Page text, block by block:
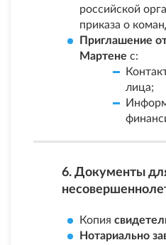
российской
приказа о
Приглашение
Мартене с:
лица;
6. Документы
Копия
Нотариально